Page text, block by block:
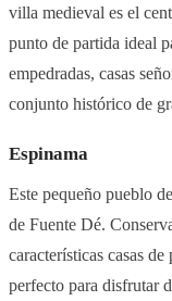
villa medieval es el
punto de partida ideal
empedradas, casas
conjunto histórico de
Espinama
Este pequeño pueblo
de Fuente Dé.
características casas
perfecto para disfrutar